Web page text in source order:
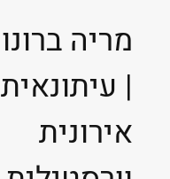
מריה ברונו
| עיתונאית
אירונית